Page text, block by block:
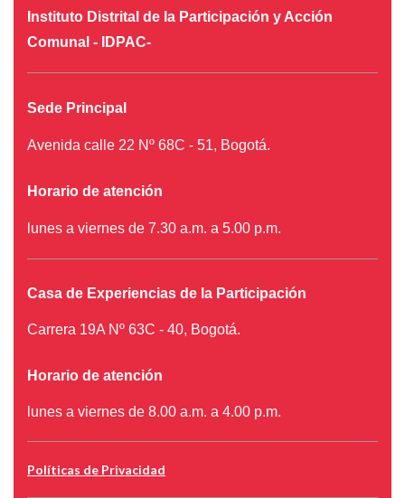
Instituto Distrital de la Participación y Acción
Comunal - IDPAC-
Sede Principal
Avenida calle 22 Nº 68C - 51, Bogotá.
Horario de atención
lunes a viernes de 7.30 a.m. a 5.00 p.m.
Casa de Experiencias de la Participación
Carrera 19A Nº 63C - 40, Bogotá.
Horario de atención
lunes a viernes de 8.00 a.m. a 4.00 p.m.
Políticas de Privacidad